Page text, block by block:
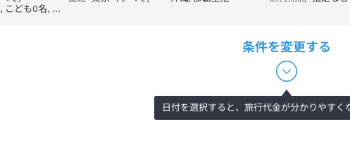
1部屋 / おとな2名, こども0名, 幼児0名
日付を選択すると、旅行代金が分かりやすく